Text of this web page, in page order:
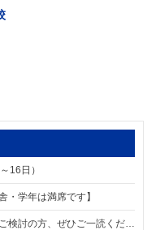
16日）
・学年は満席です】
中学３年生最終受付！塾選び・夏期講習をご検討の方、ぜひご一読ください。【8/1スタート】